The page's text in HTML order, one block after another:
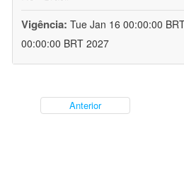
Vigência: Tue Jan 16 00:00:00
00:00:00 BRT 2027
Anterior